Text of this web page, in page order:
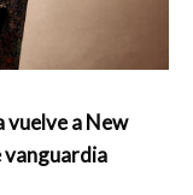
vuelve a New
vanguardia